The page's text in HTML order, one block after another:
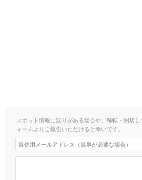
スポット情報に誤りがある場合や、移転・閉店
ォームよりご報告いただけると幸いです。